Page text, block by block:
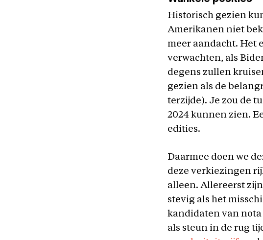
Historisch gezien
Amerikanen niet
meer aandacht. Het
verwachten, als
degens zullen
gezien als de
terzijde). Je zou de
2024 kunnen zien.
edities.
Daarmee doen we
deze verkiezingen
alleen. Allereerst
stevig als het
kandidaten van
als steun in de rug